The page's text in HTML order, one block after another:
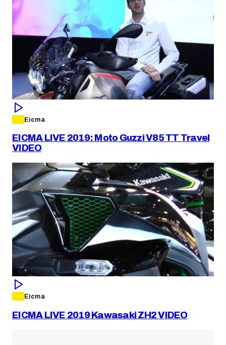
Eicma
EICMA LIVE 2019: Moto Guzzi V85 TT Travel
VIDEO
Eicma
EICMA LIVE 2019 Kawasaki ZH2 VIDEO